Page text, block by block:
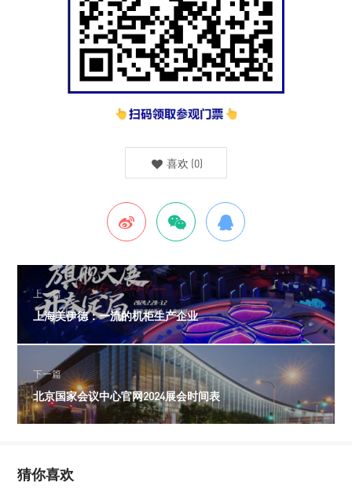
喜欢 (0)
上一篇
上海美伊德：一流的机柜生产企业
下一篇
北京国家会议中心官网2024展会时间表
猜你喜欢